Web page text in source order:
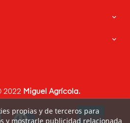


2022 Miguel Agrícola.
propias y de terceros para
y mostrarle publicidad relacionada